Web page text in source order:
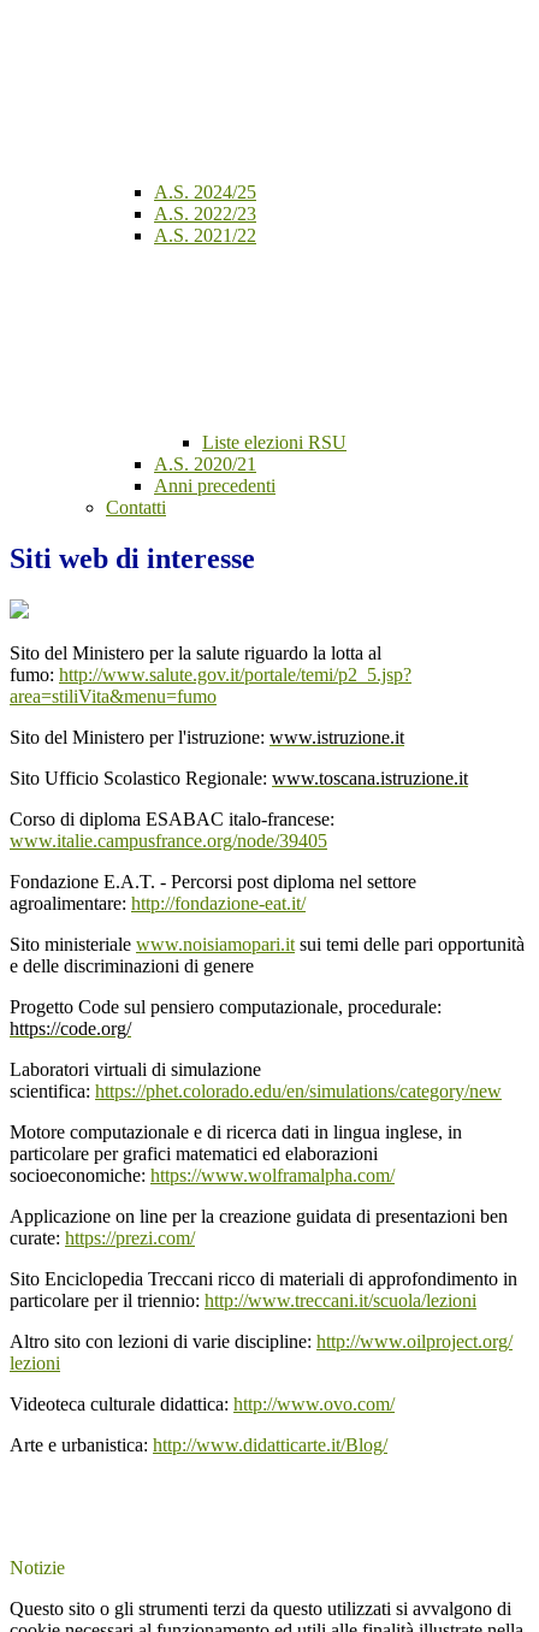
A.S. 2024/25
A.S. 2022/23
A.S. 2021/22
Liste elezioni RSU
A.S. 2020/21
Anni precedenti
Contatti
Siti web di interesse
Sito del Ministero per la salute riguardo la lotta al
fumo: http://www.salute.gov.it/portale/temi/p2_5.jsp?
area=stiliVita&menu=fumo
Sito del Ministero per l'istruzione: www.istruzione.it
Sito Ufficio Scolastico Regionale: www.toscana.istruzione.it
Corso di diploma ESABAC italo-francese:
www.italie.campusfrance.org/node/39405
Fondazione E.A.T. - Percorsi post diploma nel settore
agroalimentare: http://fondazione-eat.it/
Sito ministeriale www.noisiamopari.it sui temi delle pari opportunità
e delle discriminazioni di genere
Progetto Code sul pensiero computazionale, procedurale:
https://code.org/
Laboratori virtuali di simulazione
scientifica: https://phet.colorado.edu/en/simulations/category/new
Motore computazionale e di ricerca dati in lingua inglese, in
particolare per grafici matematici ed elaborazioni
socioeconomiche: https://www.wolframalpha.com/
Applicazione on line per la creazione guidata di presentazioni ben
curate: https://prezi.com/
Sito Enciclopedia Treccani ricco di materiali di approfondimento in
particolare per il triennio: http://www.treccani.it/scuola/lezioni
Altro sito con lezioni di varie discipline: http://www.oilproject.org/
lezioni
Videoteca culturale didattica: http://www.ovo.com/
Arte e urbanistica: http://www.didatticarte.it/Blog/
Notizie
Questo sito o gli strumenti terzi da questo utilizzati si avvalgono di